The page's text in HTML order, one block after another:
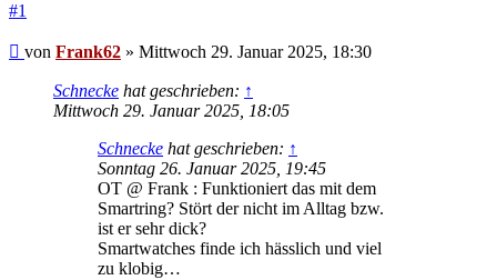
#1
Beitrag
von Frank62 » Mittwoch 29. Januar 2025, 18:30
Schnecke hat geschrieben: ↑
Mittwoch 29. Januar 2025, 18:05
Schnecke hat geschrieben: ↑
Sonntag 26. Januar 2025, 19:45
OT @ Frank : Funktioniert das mit dem
Smartring? Stört der nicht im Alltag bzw.
ist er sehr dick?
Smartwatches finde ich hässlich und viel
zu klobig…